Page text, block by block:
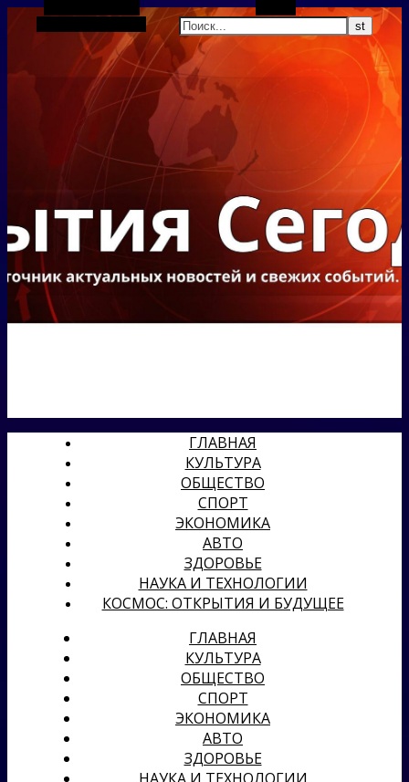
Боковая панель
ГЛАВНАЯ
КУЛЬТУРА
ОБЩЕСТВО
СПОРТ
ЭКОНОМИКА
АВТО
ЗДОРОВЬЕ
НАУКА И ТЕХНОЛОГИИ
КОСМОС: ОТКРЫТИЯ И БУДУЩЕЕ
ГЛАВНАЯ
КУЛЬТУРА
ОБЩЕСТВО
СПОРТ
ЭКОНОМИКА
АВТО
ЗДОРОВЬЕ